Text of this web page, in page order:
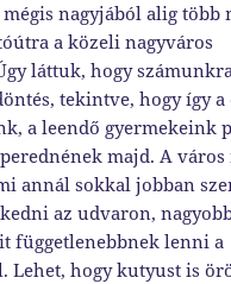
nagyjából alig több
a közeli nagyváros
láttuk, hogy
tekintve, hogy így a
a leendő gyermekeink
majd. A város
annál sokkal jobban
az udvaron,
függetlenebbnek lenni a
Lehet, hogy kutyust is